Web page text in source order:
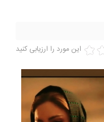
این مورد را ارزیابی کنید